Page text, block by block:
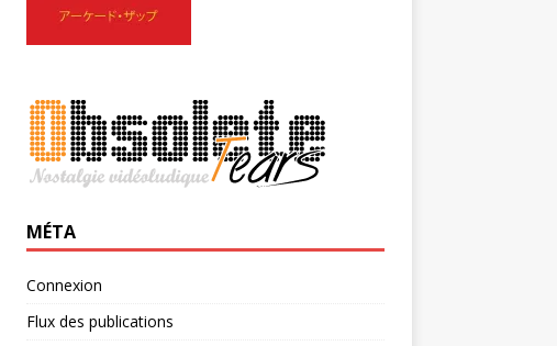
MÉTA
Connexion
Flux des publications